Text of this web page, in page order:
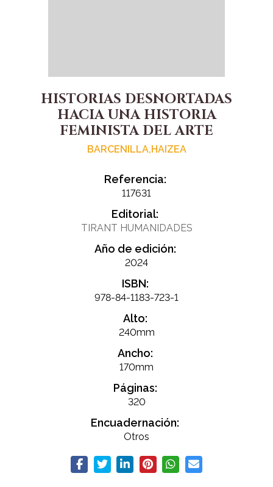
HISTORIAS DESNORTADAS
HACIA UNA HISTORIA
FEMINISTA DEL ARTE
BARCENILLA,HAIZEA
Referencia:
117631
Editorial:
TIRANT HUMANIDADES
Año de edición:
2024
ISBN:
978-84-1183-723-1
Alto:
240mm
Ancho:
170mm
Páginas:
320
Encuadernación:
Otros